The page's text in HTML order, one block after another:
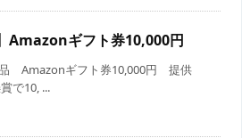
Amazonギフト券10,000円
Amazonギフト券10,000円 提供
で10, ...